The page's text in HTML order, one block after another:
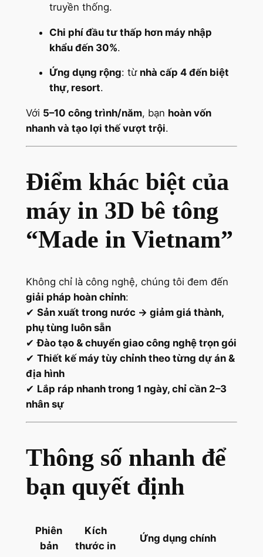
truyền thống.
Chi phí đầu tư thấp hơn máy nhập
khẩu đến 30%.
Ứng dụng rộng: từ nhà cấp 4 đến biệt
thự, resort.
Với 5–10 công trình/năm, bạn hoàn vốn
nhanh và tạo lợi thế vượt trội.
Điểm khác biệt của
máy in 3D bê tông
“Made in Vietnam”
Không chỉ là công nghệ, chúng tôi đem đến
giải pháp hoàn chỉnh:
✔ Sản xuất trong nước → giảm giá thành,
phụ tùng luôn sẵn
✔Đào tạo & chuyển giao công nghệ trọn gói
✔ Thiết kế máy tùy chỉnh theo từng dự án &
địa hình
✔ Lắp ráp nhanh trong 1 ngày, chỉ cần 2–3
nhân sự
Thông số nhanh để
bạn quyết định
Phiên
bản
Kích
thước in
Ứng dụng chính